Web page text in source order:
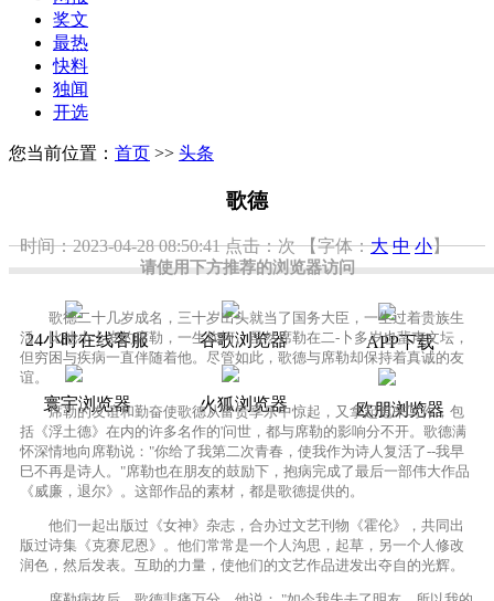
请使用下方推荐的浏览器访问
24小时在线客服 谷歌浏览器 APP下载
寰宇浏览器 火狐浏览器 欧朋浏览器
奖文
最热
快料
独闻
开选
您当前位置： 首页 >> 头条
歌德
时间：2023-04-28 08:50:41点击：次 【字体：大 中 小】
歌德二十几岁成名，三十岁出头就当了国务大臣，一生过着贵族生
活。比他小十岁的席勒，一生坎坷。虽然席勒在二-卜多岁也蜚声文坛，
但穷困与疾病一直伴随着他。尽管如此，歌德与席勒却保持着真诚的友
谊。
席勒的友谊和勤奋使歌德从富贵享乐中惊起，又拿起笔来写作，包
括《浮土德》在内的许多名作的'问世，都与席勒的影响分不开。歌德满
怀深情地向席勒说："你给了我第二次青春，使我作为诗人复活了--我早
巳不再是诗人。"席勒也在朋友的鼓励下，抱病完成了最后一部伟大作品
《威廉，退尔》。这部作品的素材，都是歌德提供的。
他们一起出版过《女神》杂志，合办过文艺刊物《霍伦》，共同出
版过诗集《克赛尼恩》。他们常常是一个人沟思，起草，另一个人修改
润色，然后发表。互助的力量，使他们的文艺作品进发出夺自的光辉。